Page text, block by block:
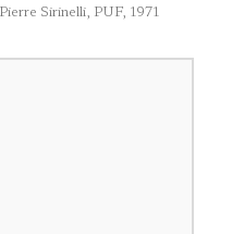
Sirinelli, PUF, 1971